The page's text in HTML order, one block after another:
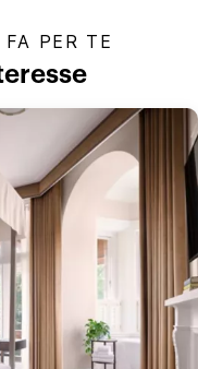
FA PER TE